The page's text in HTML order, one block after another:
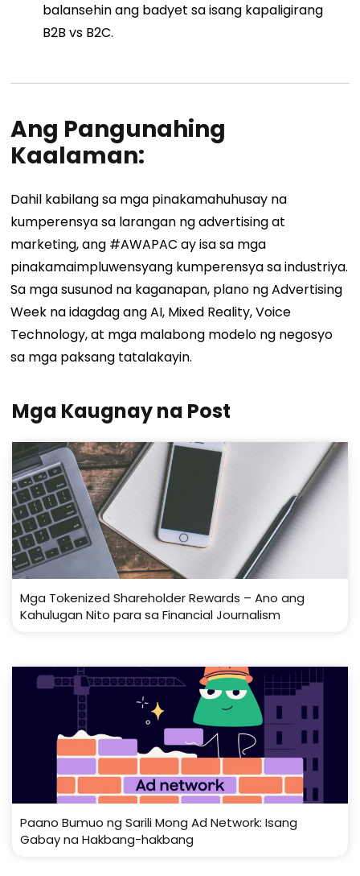
balansehin ang badyet sa isang kapaligirang
B2B vs B2C.
Ang Pangunahing
Kaalaman:
Dahil kabilang sa mga pinakamahuhusay na
kumperensya sa larangan ng advertising at
marketing, ang #AWAPAC ay isa sa mga
pinakamaimpluwensyang kumperensya sa industriya.
Sa mga susunod na kaganapan, plano ng Advertising
Week na idagdag ang AI, Mixed Reality, Voice
Technology, at mga malabong modelo ng negosyo
sa mga paksang tatalakayin.
Mga Kaugnay na Post
Mga Tokenized Shareholder Rewards – Ano ang
Kahulugan Nito para sa Financial Journalism
Paano Bumuo ng Sarili Mong Ad Network: Isang
Gabay na Hakbang-hakbang